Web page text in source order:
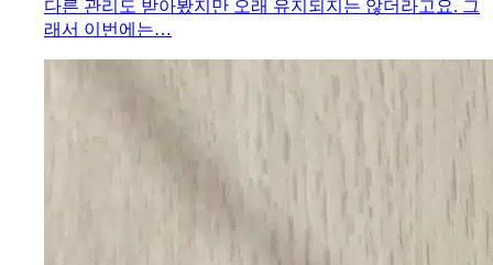
다른 관리도 받아봤지만 오래 유지되지는 않더라고요. 그
래서 이번에는…